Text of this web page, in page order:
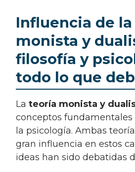
Influencia de
monista y
filosofía y
todo lo que
La teoría monista y
conceptos fundamentales
la psicología. Ambas
gran influencia en estos
ideas han sido debatidas